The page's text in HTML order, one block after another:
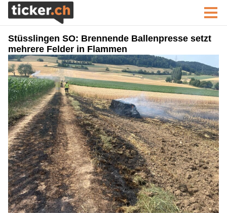
Stüsslingen SO: Brennende Ballenpresse setzt
mehrere Felder in Flammen